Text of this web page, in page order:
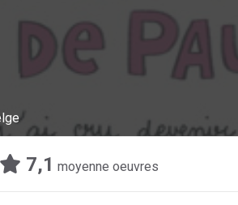
7,1 moyenne oeuvres